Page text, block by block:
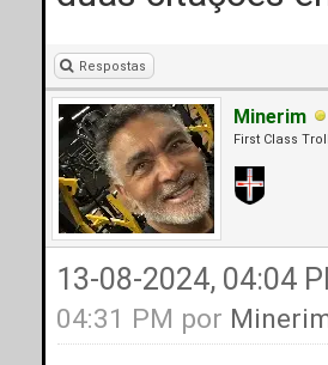
Respostas
Minerim
First Class Troll
13-08-2024, 04:04
04:31 PM por